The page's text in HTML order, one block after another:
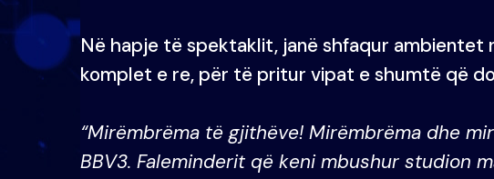
Në hapje të spektaklit, janë shfaqur ambientet
komplet e re, për të pritur vipat e shumtë që
“Mirëmbrëma të gjithëve! Mirëmbrëma dhe
BBV3. Faleminderit që keni mbushur studion